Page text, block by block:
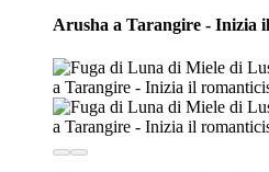
Arusha a Tarangire - Inizia